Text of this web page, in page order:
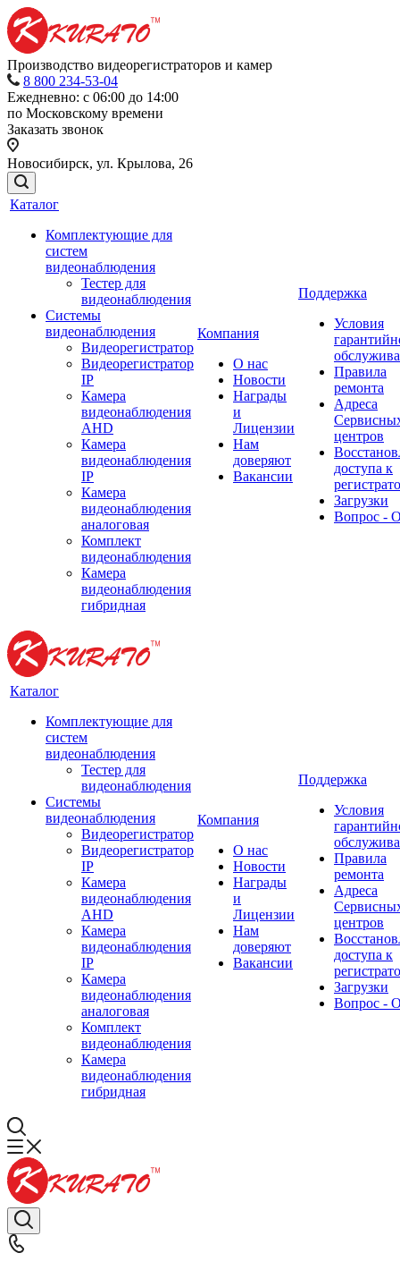
Производство видеорегистраторов и камер
8 800 234-53-04
Ежедневно: с 06:00 до 14:00
по Московскому времени
Заказать звонок
Новосибирск, ул. Крылова, 26
Каталог
Комплектующие для
систем
видеонаблюдения
Тестер для
видеонаблюдения
Системы
видеонаблюдения
Видеорегистратор
Видеорегистратор
IP
Камера
видеонаблюдения
AHD
Камера
видеонаблюдения
IP
Камера
видеонаблюдения
аналоговая
Комплект
видеонаблюдения
Камера
видеонаблюдения
гибридная
Компания
О нас
Новости
Награды
и
Лицензии
Нам
доверяют
Вакансии
Поддержка
Условия
Правила
ремонта
Адреса
центров
доступа к
Загрузки
Вопрос -
Каталог
Комплектующие для
систем
видеонаблюдения
Тестер для
видеонаблюдения
Системы
видеонаблюдения
Видеорегистратор
Видеорегистратор
IP
Камера
видеонаблюдения
AHD
Камера
видеонаблюдения
IP
Камера
видеонаблюдения
аналоговая
Комплект
видеонаблюдения
Камера
видеонаблюдения
гибридная
Компания
О нас
Новости
Награды
и
Лицензии
Нам
доверяют
Вакансии
Поддержка
Условия
Правила
ремонта
Адреса
центров
доступа к
Загрузки
Вопрос -